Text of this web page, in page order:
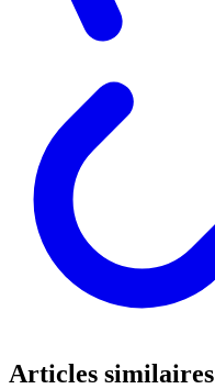
Articles similaires